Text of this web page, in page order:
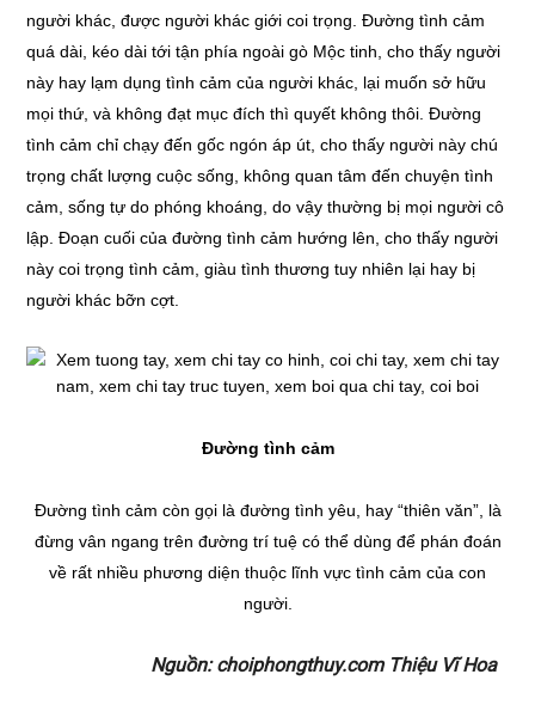
người khác, được người khác giới coi trọng. Đường tình cảm
quá dài, kéo dài tới tận phía ngoài gò Mộc tinh, cho thấy người
này hay lạm dụng tình cảm của người khác, lại muốn sở hữu
mọi thứ, và không đạt mục đích thì quyết không thôi. Đường
tình cảm chỉ chạy đến gốc ngón áp út, cho thấy người này chú
trọng chất lượng cuộc sống, không quan tâm đến chuyện tình
cảm, sống tự do phóng khoáng, do vậy thường bị mọi người cô
lập. Đoạn cuối của đường tình cảm hướng lên, cho thấy người
này coi trọng tình cảm, giàu tình thương tuy nhiên lại hay bị
người khác bỡn cợt.
Đường tình cảm
Đường tình cảm còn gọi là đường tình yêu, hay “thiên văn”, là
đừng vân ngang trên đường trí tuệ có thể dùng để phán đoán
về rất nhiều phương diện thuộc lĩnh vực tình cảm của con
người.
Nguồn: choiphongthuy.com Thiệu Vĩ Hoa